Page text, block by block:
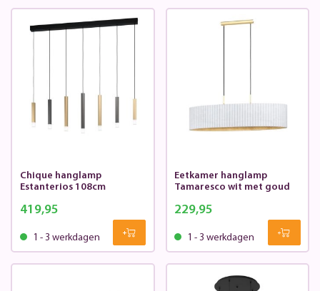
Chique hanglamp
Estanterios 108cm
419,95
1 - 3 werkdagen
Eetkamer hanglamp
Tamaresco wit met goud
229,95
1 - 3 werkdagen